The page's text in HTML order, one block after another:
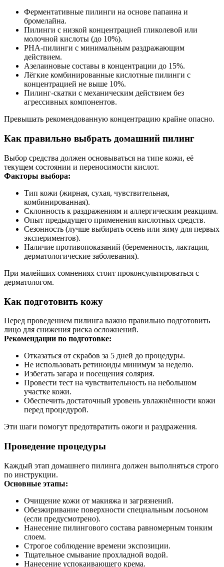
Ферментативные пилинги на основе папаина и
бромелайна.
Пилинги с низкой концентрацией гликолевой или
молочной кислоты (до 10%).
PHA-пилинги с минимальным раздражающим
действием.
Азелаиновые составы в концентрации до 15%.
Лёгкие комбинированные кислотные пилинги с
концентрацией не выше 10%.
Пилинг-скатки с механическим действием без
агрессивных компонентов.
Превышать рекомендованную концентрацию крайне опасно.
Как правильно выбрать домашний пилинг
Выбор средства должен основываться на типе кожи, её
текущем состоянии и переносимости кислот.
Факторы выбора:
Тип кожи (жирная, сухая, чувствительная,
комбинированная).
Склонность к раздражениям и аллергическим реакциям.
Опыт предыдущего применения кислотных средств.
Сезонность (лучше выбирать осень или зиму для первых
экспериментов).
Наличие противопоказаний (беременность, лактация,
дерматологические заболевания).
При малейших сомнениях стоит проконсультироваться с
дерматологом.
Как подготовить кожу
Перед проведением пилинга важно правильно подготовить
лицо для снижения риска осложнений.
Рекомендации по подготовке:
Отказаться от скрабов за 5 дней до процедуры.
Не использовать ретиноиды минимум за неделю.
Избегать загара и посещения солярия.
Провести тест на чувствительность на небольшом
участке кожи.
Обеспечить достаточный уровень увлажнённости кожи
перед процедурой.
Эти шаги помогут предотвратить ожоги и раздражения.
Проведение процедуры
Каждый этап домашнего пилинга должен выполняться строго
по инструкции.
Основные этапы:
Очищение кожи от макияжа и загрязнений.
Обезжиривание поверхности специальным лосьоном
(если предусмотрено).
Нанесение пилингового состава равномерным тонким
слоем.
Строгое соблюдение времени экспозиции.
Тщательное смывание прохладной водой.
Нанесение успокаивающего крема.